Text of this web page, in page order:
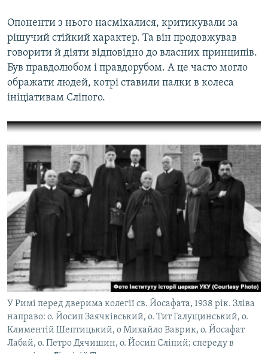
Опоненти з нього насміхалися, критикували за
рішучий стійкий характер. Та він продовжував
говорити й діяти відповідно до власних принципів.
Був правдолюбом і правдорубом. А це часто могло
ображати людей, котрі ставили палки в колеса
ініціативам Сліпого.
У Римі перед дверима колегії св. Йосафата, 1938 рік. Зліва
направо: о. Йосип Заячківський, о. Тит Галущинський, о.
Климентій Шептицький, о Михайло Ваврик, о. Йосафат
Лабай, о. Петро Дячишин, о. Йосип Сліпий; спереду в